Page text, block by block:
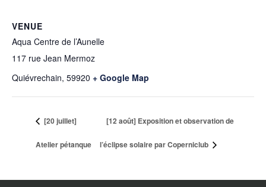
VENUE
Aqua Centre de l’Aunelle
117 rue Jean Mermoz
Quiévrechain, 59920 + Google Map
[20 juillet]
Atelier pétanque
[12 août] Exposition et observation de
l’éclipse solaire par Coperniclub